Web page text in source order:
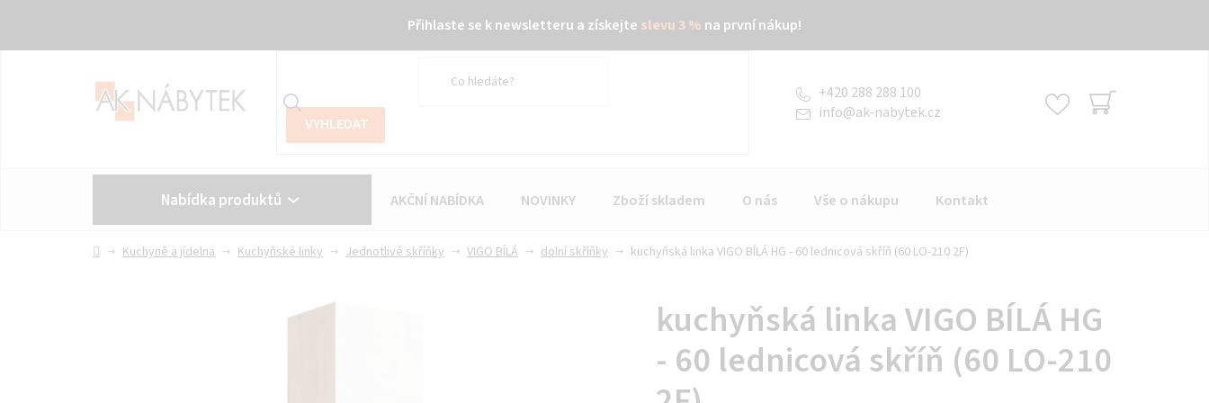
Přihlaste se k newsletteru a získejte slevu 3 % na první nákup!
info@ak-nabytek.cz
+420 288 288 100
Nabídka produktů AKČNÍ NABÍDKA NOVINKY Zboží skladem O nás Vše o nákupu Kontakt
Vše o nákupu Kontakt
DomůKuchyně a jídelna Kuchyňské linky Jednotlivé skříňky VIGO BÍLÁ dolní skříňky kuchyňská linka VIGO BÍLÁ HG - 60 lednicová skříň (60 LO-210 2F)
kuchyňská linka VIGO BÍLÁ HG
- 60 lednicová skříň (60 LO-210